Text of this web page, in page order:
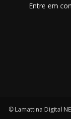
Entre em
© Lamattina Digital